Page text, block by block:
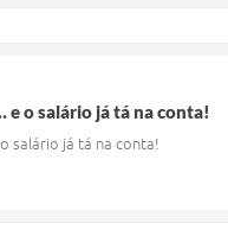
e o salário já tá na conta!
salário já tá na conta!